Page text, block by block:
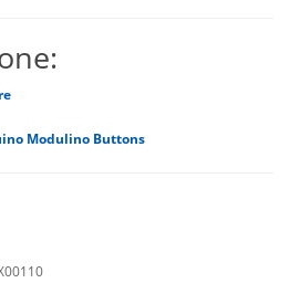
Modulino Buttons